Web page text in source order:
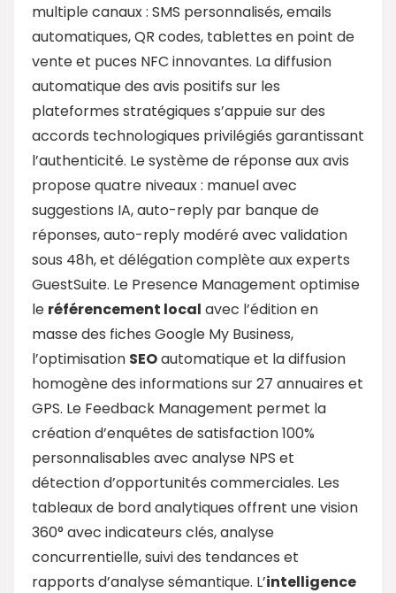
multiple canaux : SMS personnalisés, emails
automatiques, QR codes, tablettes en point de
vente et puces NFC innovantes. La diffusion
automatique des avis positifs sur les
plateformes stratégiques s’appuie sur des
accords technologiques privilégiés garantissant
l’authenticité. Le système de réponse aux avis
propose quatre niveaux : manuel avec
suggestions IA, auto-reply par banque de
réponses, auto-reply modéré avec validation
sous 48h, et délégation complète aux experts
GuestSuite. Le Presence Management optimise
le référencement local avec l’édition en
masse des fiches Google My Business,
l’optimisation SEOautomatique et la diffusion
homogène des informations sur 27 annuaires et
GPS. Le Feedback Management permet la
création d’enquêtes de satisfaction 100%
personnalisables avec analyse NPS et
détection d’opportunités commerciales. Les
tableaux de bord analytiques offrent une vision
360° avec indicateurs clés, analyse
concurrentielle, suivi des tendances et
rapports d’analyse sémantique. L’intelligence